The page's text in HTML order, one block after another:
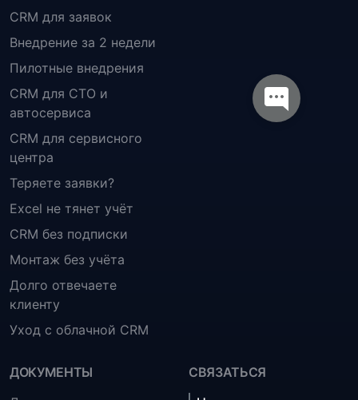
CRM для заявок
Внедрение за 2 недели
Пилотные внедрения
CRM для СТО и
автосервиса
CRM для сервисного
центра
Теряете заявки?
Excel не тянет учёт
CRM без подписки
Монтаж без учёта
Долго отвечаете
клиенту
Уход с облачной CRM
ДОКУМЕНТЫ
СВЯЗАТЬСЯ